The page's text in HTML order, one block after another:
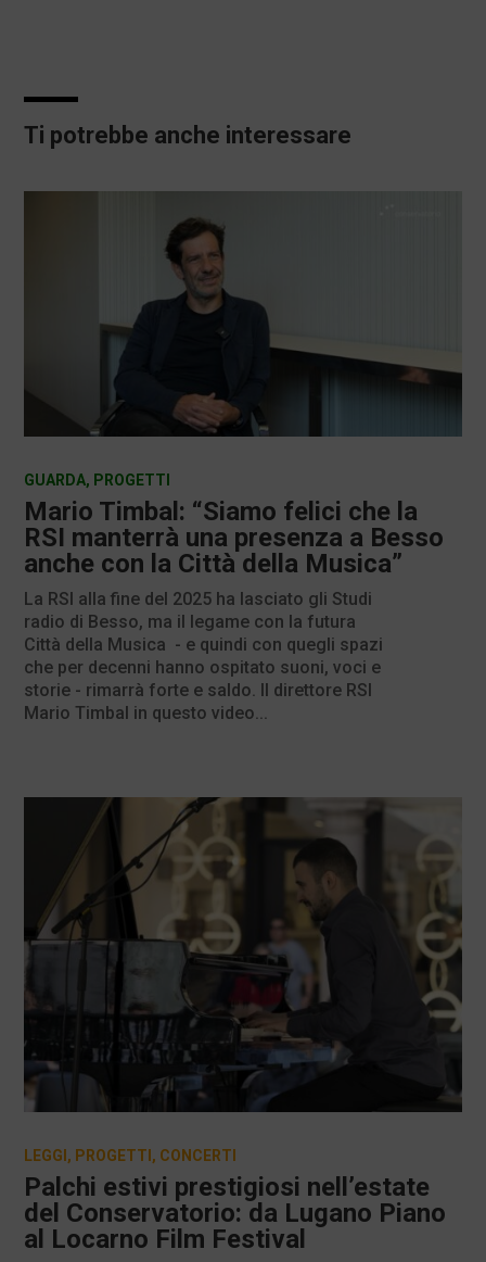
Ti potrebbe anche interessare
Mario Timbal: “Siamo felici che la
RSI manterrà una presenza a Besso
anche con la Città della Musica”
GUARDA, PROGETTI
La RSI alla fine del 2025 ha lasciato gli Studi
radio di Besso, ma il legame con la futura
Città della Musica - e quindi con quegli spazi
che per decenni hanno ospitato suoni, voci e
storie - rimarrà forte e saldo. Il direttore RSI
Mario Timbal in questo video...
Palchi estivi prestigiosi nell’estate
del Conservatorio: da Lugano Piano
al Locarno Film Festival
LEGGI , PROGETTI , CONCERTI